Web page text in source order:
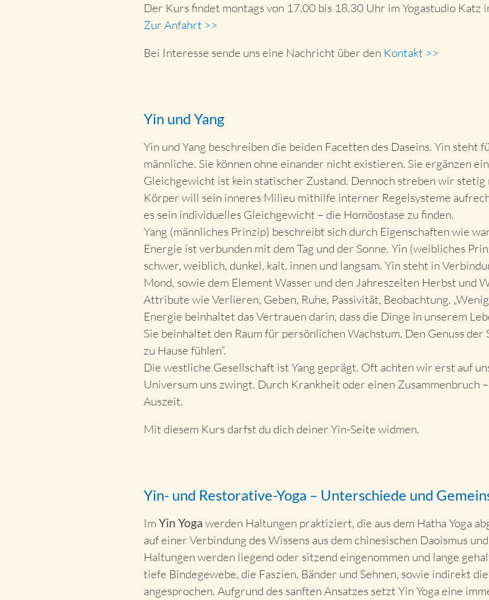
Der Kurs findet montags von 17.00 bis 18.30 Uhr im Yogastudio Katz
Zur Anfahrt >>
Bei Interesse sende uns eine Nachricht über den Kontakt >>
Yin und Yang
Yin und Yang beschreiben die beiden Facetten des Daseins. Yin steht
männliche. Sie können ohne einander nicht existieren. Sie ergänzen
Gleichgewicht ist kein statischer Zustand. Dennoch streben wir stetig
Körper will sein inneres Milieu mithilfe interner Regelsysteme
es sein individuelles Gleichgewicht – die Homöostase zu finden.
Yang (männliches Prinzip) beschreibt sich durch Eigenschaften wie
Energie ist verbunden mit dem Tag und der Sonne. Yin (weibliches
schwer, weiblich, dunkel, kalt, innen und langsam. Yin steht in
Mond, sowie dem Element Wasser und den Jahreszeiten Herbst und
Attribute wie Verlieren, Geben, Ruhe, Passivität, Beobachtung,
Energie beinhaltet das Vertrauen darin, dass die Dinge in unserem
Sie beinhaltet den Raum für persönlichen Wachstum. Den Genuss der
zu Hause fühlen“.
Die westliche Gesellschaft ist Yang geprägt. Oft achten wir erst auf
Universum uns zwingt. Durch Krankheit oder einen Zusammenbruch
Auszeit.
Mit diesem Kurs darfst du dich deiner Yin-Seite widmen.
Yin- und Restorative-Yoga – Unterschiede und
Im Yin Yoga werden Haltungen praktiziert, die aus dem Hatha Yoga
auf einer Verbindung des Wissens aus dem chinesischen Daoismus
Haltungen werden liegend oder sitzend eingenommen und lange
tiefe Bindegewebe, die Faszien, Bänder und Sehnen, sowie indirekt
angesprochen. Aufgrund des sanften Ansatzes setzt Yin Yoga eine